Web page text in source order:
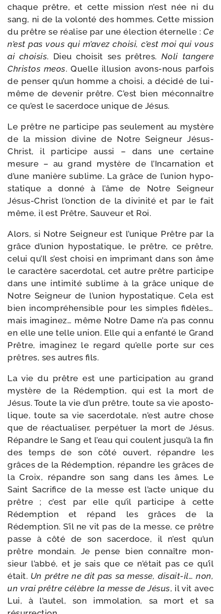
chaque prêtre, et cette mis­sion n’est née ni du
sang, ni de la volon­té des hommes. Cette mis­sion
du prêtre se réa­lise par une élec­tion éter­nelle : Ce
n’est pas vous qui m’avez choi­si, c’est moi qui vous
ai choi­sis. Dieu choi­sit ses prêtres. Noli tan­gere
Christos meos. Quelle illu­sion avons-​nous par­fois
de pen­ser qu’un homme a choi­si, a déci­dé de lui-​
même de deve­nir prêtre. C’est bien mécon­naître
ce qu’est le sacer­doce unique de Jésus.
Le prêtre ne par­ti­cipe pas seule­ment au mys­tère
de la mis­sion divine de Notre Seigneur Jésus-​
Christ, il par­ti­cipe aus­si – dans une cer­taine
mesure – au grand mys­tère de l’Incarnation et
d’une manière sublime. La grâce de l’union hypo­
sta­tique a don­né à l’âme de Notre Seigneur
Jésus-​Christ l’onction de la divi­ni­té et par le fait
même, il est Prêtre, Sauveur et Roi.
Alors, si Notre Seigneur est l’unique Prêtre par la
grâce d’union hypo­sta­tique, le prêtre, ce prêtre,
celui qu’Il s’est choi­si en impri­mant dans son âme
le carac­tère sacer­do­tal, cet autre prêtre par­ti­cipe
dans une inti­mi­té sublime à la grâce unique de
Notre Seigneur de l’union hypo­sta­tique. Cela est
bien incom­pré­hen­sible pour les simples fidèles…
mais ima­gi­nez… même Notre Dame n’a pas connu
en elle une telle union. Elle qui a enfan­té le Grand
Prêtre, ima­gi­nez le regard qu’elle porte sur ces
prêtres, ses autres fils.
La vie du prêtre est une par­ti­ci­pa­tion au grand
mys­tère de la Rédemption, qui est la mort de
Jésus. Toute la vie d’un prêtre, toute sa vie apos­to­
lique, toute sa vie sacer­do­tale, n’est autre chose
que de réac­tua­li­ser, per­pé­tuer la mort de Jésus.
Répandre le Sang et l’eau qui coulent jusqu’à la fin
des temps de son côté ouvert, répandre les
grâces de la Rédemption, répandre les grâces de
la Croix, répandre son sang dans les âmes. Le
Saint Sacrifice de la messe est l’acte unique du
prêtre ; c’est par elle qu’il par­ti­cipe à cette
Rédemption et répand les grâces de la
Rédemption. S’il ne vit pas de la messe, ce prêtre
passe à côté de son sacer­doce, il n’est qu’un
prêtre mon­dain. Je pense bien connaître mon­
sieur l’abbé, et je sais que ce n’était pas ce qu’il
était. Un prêtre ne dit pas sa messe, disait-​il… non,
un vrai prêtre célèbre la messe de Jésus, il vit avec
Lui, à l’autel, son immo­la­tion, sa mort et sa